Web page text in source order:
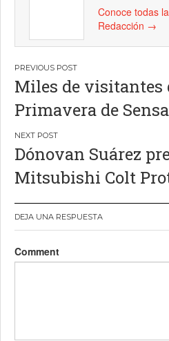
Conoce todas
Redacción →
Navegación
de
entradas
Miles de
Primavera de
Dónovan Suárez
Mitsubishi Colt
DEJA UNA RESPUESTA
Comment